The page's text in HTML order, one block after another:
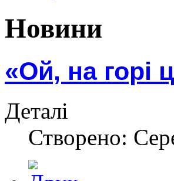
Новини
«Ой, на горі
Деталі
Створено: